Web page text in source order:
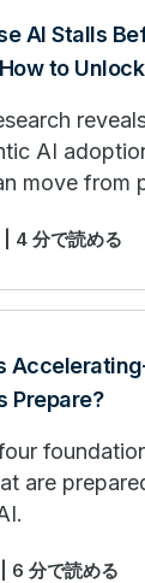
AI Stalls
to Unlock
AI
move from
4 分で読める
Prepare?
are
6 分で読める